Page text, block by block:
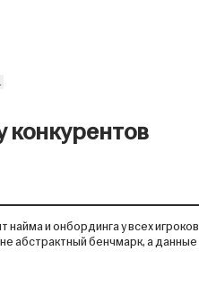
конкурентов
и онбординга у всех
абстрактный бенчмарк, а данные